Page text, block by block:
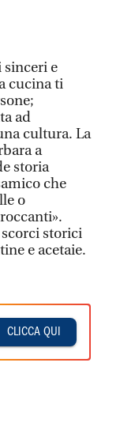
sinceri e
cucina ti
ad
cultura. La
a
storia
che
o
storici
e acetaie.
CLICCA QUI